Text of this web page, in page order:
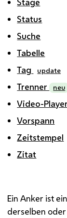
Status
Suche
Tabelle
Tag
update
Trenner neu
Video-Player
Vorspann
Zeitstempel
Zitat
Ein Anker ist
derselben